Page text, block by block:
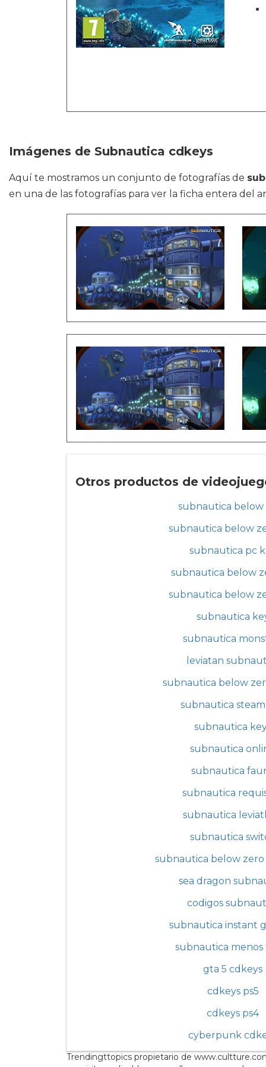
Imágenes de Subnautica cdkeys
Aquí te mostramos un conjunto de fotografías de
en una de las fotografías para ver la ficha entera del
Otros productos de
subnautica below
subnautica below
subnautica pc
subnautica below
subnautica below
subnautica
subnautica
leviatan
subnautica below
subnautica
subnautica
subnautica
subnautica
subnautica
subnautica
subnautica
subnautica below
sea dragon
codigos
subnautica instant
subnautica menos
gta 5 cdkeys
cdkeys ps5
cdkeys ps4
cyberpunk
Trendingttopics propietario de